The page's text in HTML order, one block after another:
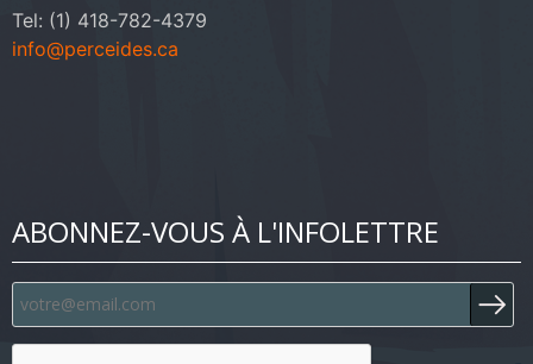
Tel: (1) 418-782-4379
info@perceides.ca
ABONNEZ-VOUS À L'INFOLETTRE